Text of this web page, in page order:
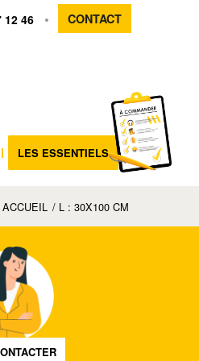
12 46 CONTACT
LES ESSENTIELS
ACCUEIL / L : 30X100 CM